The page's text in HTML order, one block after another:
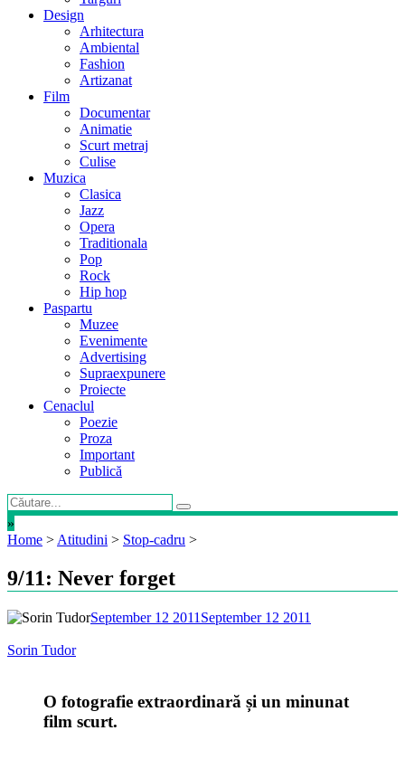
Design
Arhitectura
Ambiental
Fashion
Artizanat
Film
Documentar
Animatie
Scurt metraj
Culise
Muzica
Clasica
Jazz
Opera
Traditionala
Pop
Rock
Hip hop
Paspartu
Muzee
Evenimente
Advertising
Supraexpunere
Proiecte
Cenaclul
Poezie
Proza
Important
Publică
»
Home > Atitudini > Stop-cadru >
9/11: Never forget
September 12 2011 September 12 2011
Sorin Tudor
O fotografie extraordinară și un minunat
film scurt.